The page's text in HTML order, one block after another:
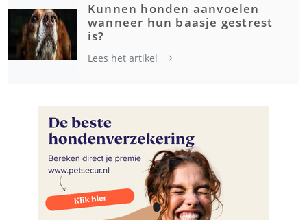
Kunnen honden aanvoelen
wanneer hun baasje gestrest
is?
Lees het artikel